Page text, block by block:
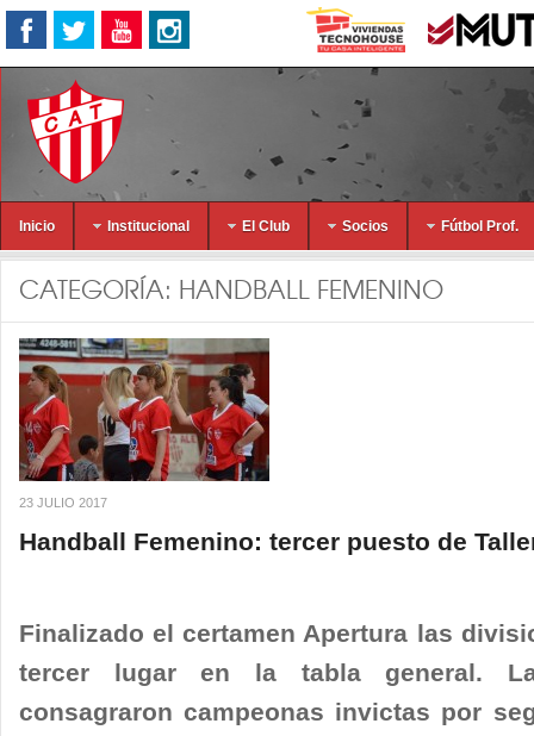
Inicio Institucional El Club Socios Fútbol Prof.
CATEGORÍA: HANDBALL FEMENINO
23 JULIO 2017
Handball Femenino: tercer puesto de
Finalizado el certamen Apertura las
tercer lugar en la tabla general.
consagraron campeonas invictas por